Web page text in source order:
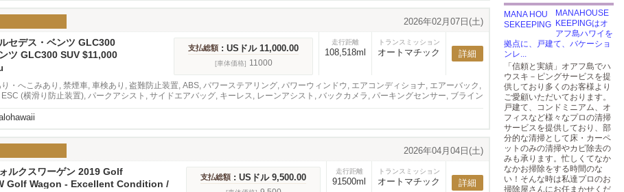
2026年02月07日(土)
セデス・ベンツ GLC300
ツ GLC300 SUV $11,000
支払総額 : USドル 11,000.00
[車体価格] 11000
走行距離
108,518ml
トランスミッション
オートマチック 詳細
り・へこみあり, 禁煙車, 車検あり, 盗難防止装置, ABS, パワーステアリング, パワーウィンドウ, エアコンディショナ, エアーバック,
(横滑り防止装置), パークアシスト, サイドエアバッグ, キーレス, レーンアシスト, バックカメラ, パーキングセンサー, ブライン
2026年04月04日(土)
ルクスワーゲン 2019 Golf
· TSI S 4Motion Wagon 4D
Golf Wagon - Excellent Condition /
支払総額 : USドル 9,500.00
走行距離
91500ml
トランスミッション
オートマチック 詳細
MANAHOUSE
KEEPINGはオ
アフ島ハワイを
拠点に、戸建て、バケーショ
ンレ...
「信頼と実績」オアフ島でハ
ウスキ－ピングサービスを提
供しており多くのお客様より
ご愛顧いただいております。
戸建て、コンドミニアム、オ
フィスなど様々なプロの清掃
サービスを提供しており、部
分的な清掃として床・カーペ
ットのみの清掃やカビ除去の
みも承ります。忙しくてなか
なかお掃除をする時間のな
い！そんな時は私達プロのお
掃除屋さんにお任まかせくだ